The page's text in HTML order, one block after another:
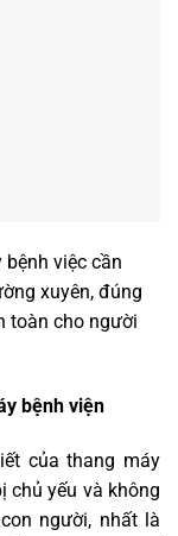
việc cần
xuyên, đúng
toàn cho người
bệnh viện
của thang máy
chủ yếu và không
người, nhất là